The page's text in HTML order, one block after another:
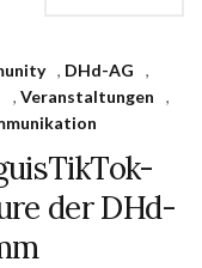
, DHd-AG
,
, Veranstaltungen
,
der DHd-